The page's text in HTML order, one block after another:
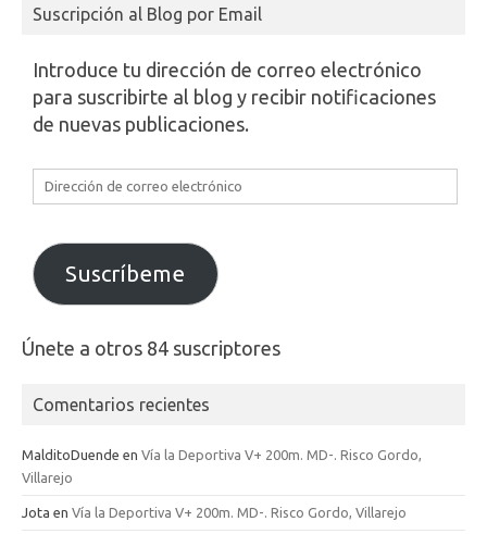
Suscripción al Blog por Email
Introduce tu dirección de correo electrónico
para suscribirte al blog y recibir notificaciones
de nuevas publicaciones.
Dirección
de
electrónico
Suscríbeme
Únete a otros 84 suscriptores
Comentarios recientes
MalditoDuende en Vía la Deportiva V+ 200m. MD-. Risco Gordo,
Villarejo
Jota en Vía la Deportiva V+ 200m. MD-. Risco Gordo, Villarejo